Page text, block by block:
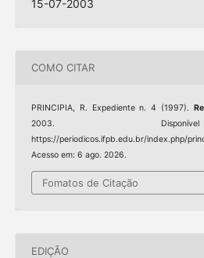
15-07-2003
COMO CITAR
PRINCIPIA, R. Expediente n. 4 (1997).
2003.
https://periodicos.ifpb.edu.br/index.php/
Acesso em: 6 ago. 2026.
Fomatos de Citação
EDIÇÃO